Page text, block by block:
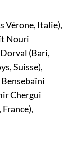
Vérone, Italie),
Nouri
(Bari,
Suisse),
Chergui
France),